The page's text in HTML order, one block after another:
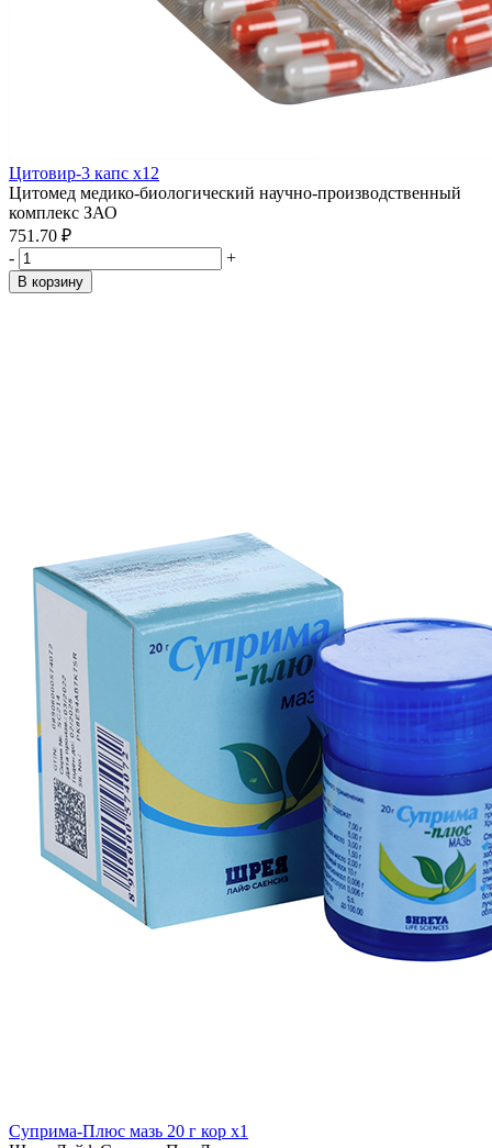
Цитовир-3 капс x12
Цитомед медико-биологический научно-производственный
комплекс ЗАО
751.70 ₽
-
+
В корзину
Суприма-Плюс мазь 20 г кор x1